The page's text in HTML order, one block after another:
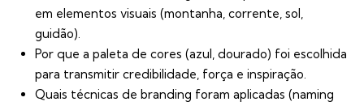
em elementos visuais (montanha, corrente, sol,
guidão).
Por que a paleta de cores (azul, dourado) foi escolhida
para transmitir credibilidade, força e inspiração.
Quais técnicas de branding foram aplicadas (naming